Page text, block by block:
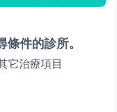
件的診所。
它治療項目